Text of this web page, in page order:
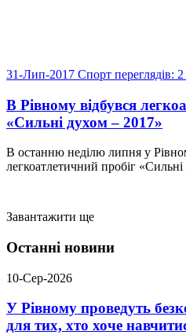
31-Лип-2017 Спорт переглядів:
В Рівному відбувся
«Сильні духом – 2017»
В останню неділю липня у
легкоатлетичний пробіг
Завантажити ще
Останні новини
10-Сер-2026
У Рівному проведуть
для тих, хто хоче